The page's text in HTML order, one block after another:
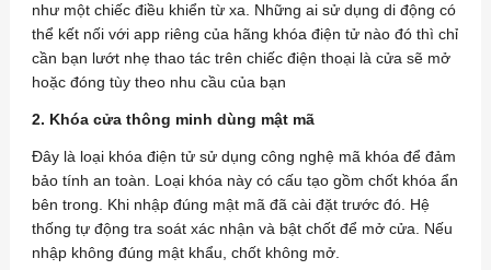
như một chiếc điều khiển từ xa. Những ai sử dụng di động có
thể kết nối với app riêng của hãng khóa điện tử nào đó thì chỉ
cần bạn lướt nhẹ thao tác trên chiếc điện thoại là cửa sẽ mở
hoặc đóng tùy theo nhu cầu của bạn
2. Khóa cửa thông minh dùng mật mã
Đây là loại khóa điện tử sử dụng công nghệ mã khóa để đảm
bảo tính an toàn. Loại khóa này có cấu tạo gồm chốt khóa ẩn
bên trong. Khi nhập đúng mật mã đã cài đặt trước đó. Hệ
thống tự động tra soát xác nhận và bật chốt để mở cửa. Nếu
nhập không đúng mật khẩu, chốt không mở.